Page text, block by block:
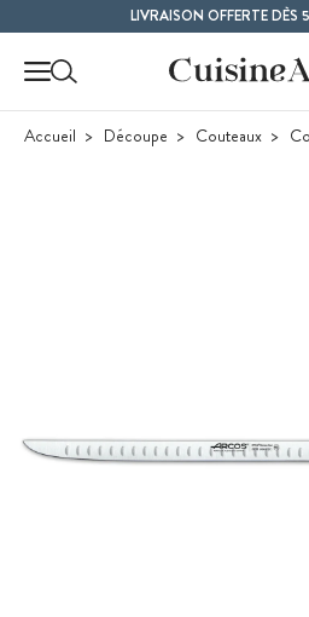
LIVRAISON OFFERTE
Accueil Découpe Couteaux